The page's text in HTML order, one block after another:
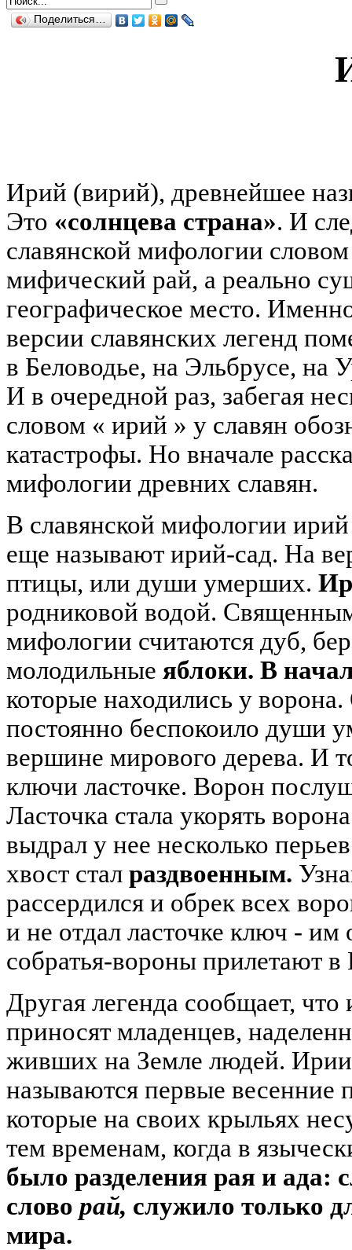
Поделиться…
Ирий (вирий), древнейшее
Это «солнцева страна». И
славянской мифологии
мифический рай, а реально
географическое место.
версии славянских легенд
в Беловодье, на Эльбрусе, на
И в очередной раз, забегая
словом « ирий » у славян
катастрофы. Но вначале
мифологии древних славян.
В славянской мифологии
еще называют ирий-сад. На
птицы, или души умерших.
родниковой водой.
мифологии считаются дуб,
молодильные яблоки. В
которые находились у
постоянно беспокоило души
вершине мирового дерева. И
ключи ласточке. Ворон
Ласточка стала укорять
выдрал у нее несколько
хвост стал раздвоенным.
рассердился и обрек всех
и не отдал ласточке ключ - им
собратья-вороны прилетают
Другая легенда сообщает,
приносят младенцев,
живших на Земле людей.
называются первые весенние
которые на своих крыльях
тем временам, когда в
было разделения рая и ада:
слово рай, служило только
мира.